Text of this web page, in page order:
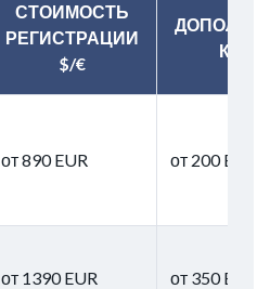
СТОИМОСТЬ
РЕГИСТРАЦИИ
$/€
от 890 EUR от 200 EUR
от 1390 EUR от 350 EUR